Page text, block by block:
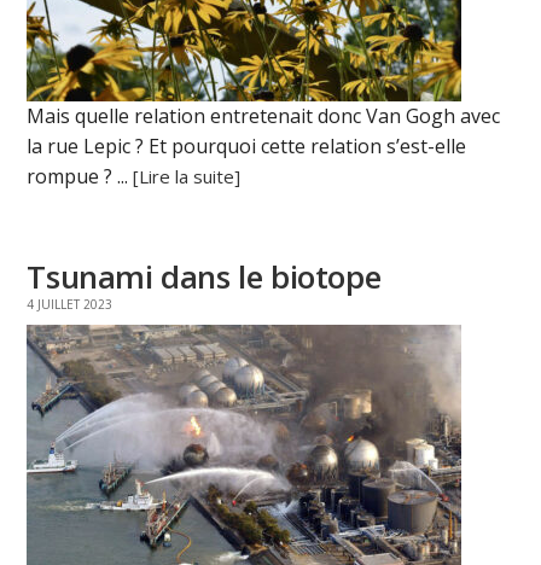
Mais quelle relation entretenait donc Van Gogh avec
la rue Lepic ? Et pourquoi cette relation s’est-elle
rompue ? ...[Lire la suite]
Tsunami dans le biotope
4 JUILLET 2023